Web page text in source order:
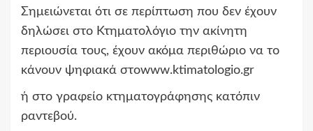
Σημειώνεται ότι σε περίπτωση που δεν έχουν
δηλώσει στο Κτηματολόγιο την ακίνητη
περιουσία τους, έχουν ακόμα περιθώριο να το
κάνουν ψηφιακά στοwww.ktimatologio.gr
ή στο γραφείο κτηματογράφησης κατόπιν
ραντεβού.